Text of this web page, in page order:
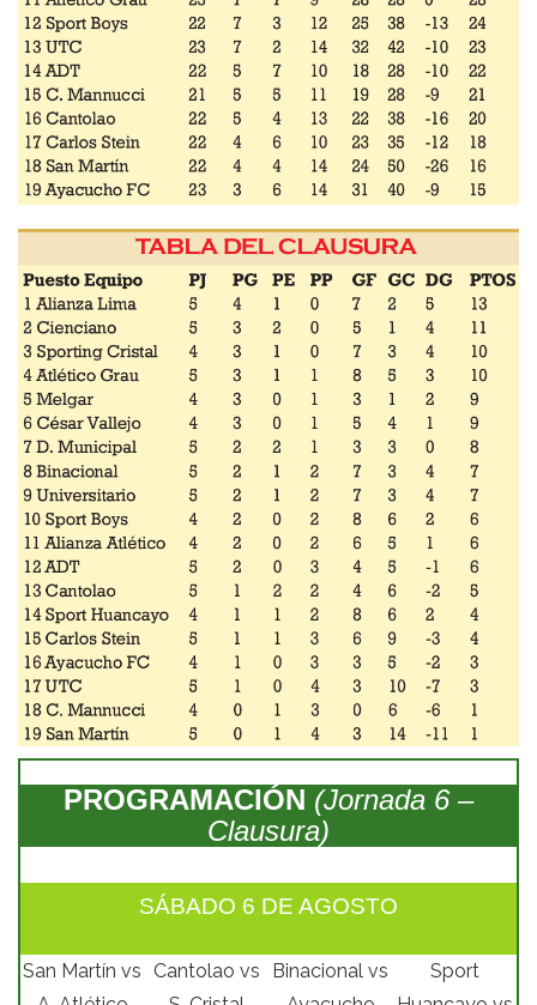
PROGRAMACIÓN (Jornada 6 –
Clausura)
SÁBADO 6 DE AGOSTO
San Martín vs
Cantolao vs
Binacional vs
Sport